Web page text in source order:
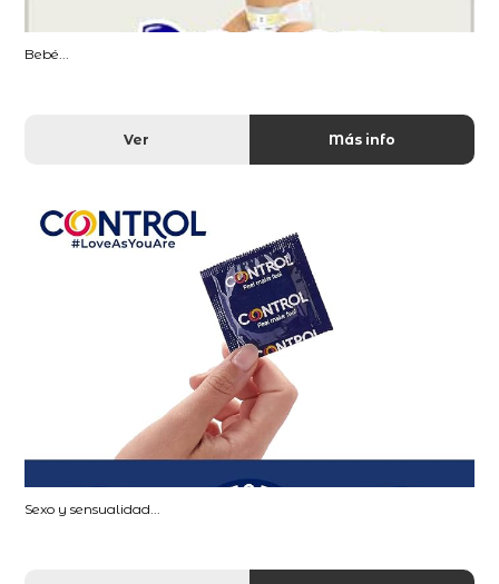
Bebé...
Ver Más info
Sexo y sensualidad...